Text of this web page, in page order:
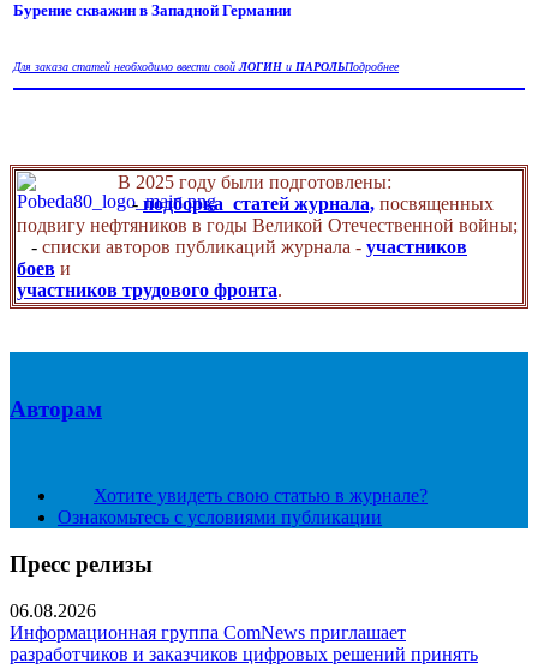
Бурение скважин в Западной Германии
Для заказа статей необходимо ввести свойЛОГИН и ПАРОЛЬПодробнее
В 2025 году были подготовлены:
- подборка статей журнала, посвященных
подвигу нефтяников в годы Великой Отечественной войны;
- списки авторов публикаций журнала - участников
боев и
участников трудового фронта.
Авторам
Хотите увидеть свою статью в журнале?
Ознакомьтесь с условиями публикации
Пресс релизы
06.08.2026
Информационная группа ComNews приглашает
разработчиков и заказчиков цифровых решений принять